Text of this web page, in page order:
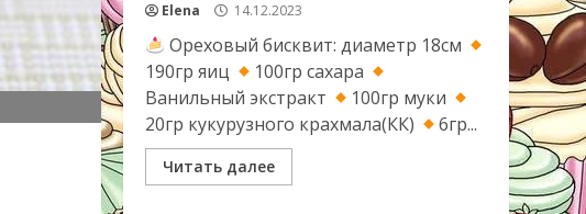
Elena 14.12.2023
Ореховый бисквит: диаметр 18см
190гр яиц
100гр сахара
Ванильный экстракт
100гр муки
20гр кукурузного крахмала(КК)
6гр...
Читать далее